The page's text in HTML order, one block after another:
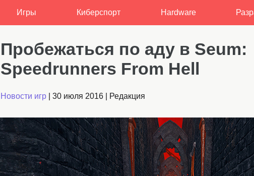
Игры Киберспорт Hardware
Пробежаться по аду в Seum:
Speedrunners From Hell
Новости игр 30 июля 2016 Редакция